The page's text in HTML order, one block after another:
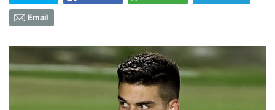
Email